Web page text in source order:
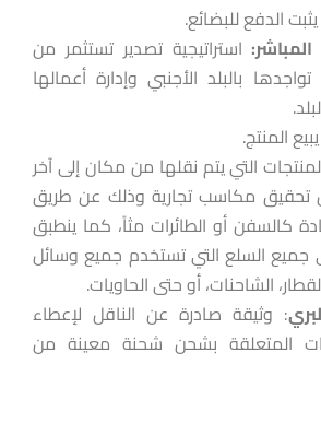
الدفع للبضائع.
استراتيجية تصدير تستثمر من
بالبلد الأجنبي وإدارة أعمالها
المنتج.
التي يتم نقلها من مكان إلى آخر
مكاسب تجارية وذلك عن طريق
كالسفن أو الطائرات مثاً، كما ينطبق
جميع السلع التي تستخدم جميع وسائل
الشاحنات، أو حتى الحاويات.
: وثيقة صادرة عن الناقل لإعطاء
المتعلقة بشحن شحنة معينة من